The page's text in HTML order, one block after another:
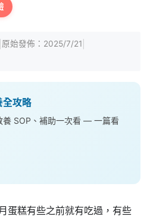
原始發佈： 2025/7/21
攻略
養 SOP、補助一次看 — 一篇看
蛋糕有些之前就有吃過，有些